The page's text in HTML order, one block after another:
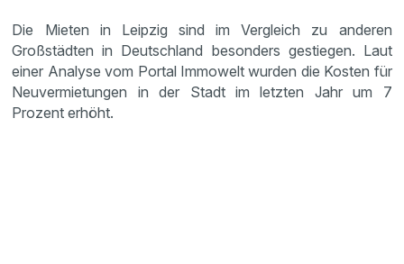
Die Mieten in Leipzig sind im Vergleich zu anderen
Großstädten in Deutschland besonders gestiegen. Laut
einer Analyse vom Portal Immowelt wurden die Kosten für
Neuvermietungen in der Stadt im letzten Jahr um 7
Prozent erhöht.